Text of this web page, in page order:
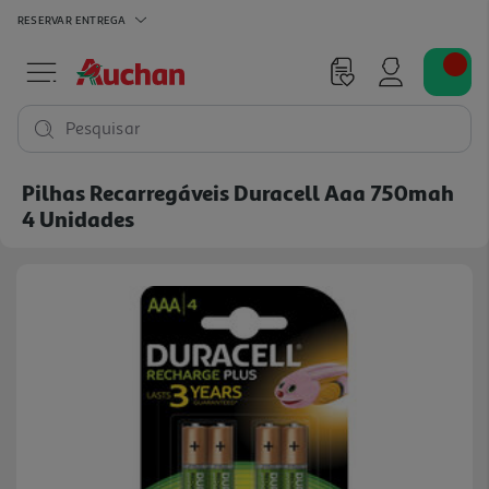
RESERVAR ENTREGA
Pesquisar
Pilhas Recarregáveis Duracell Aaa 750mah
4 Unidades